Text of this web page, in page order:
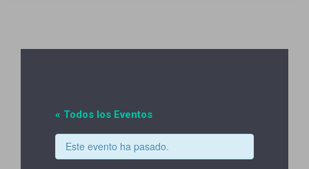
« Todos los Eventos
Este evento ha pasado.